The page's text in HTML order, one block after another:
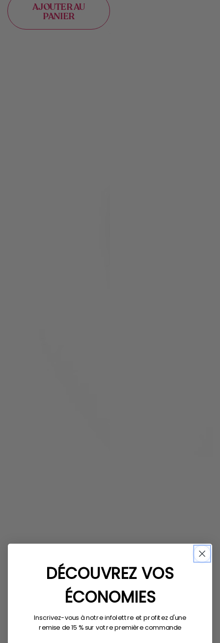
AJOUTER AU
PANIER
DÉCOUVREZ VOS
ÉCONOMIES
Inscrivez-vous à notre infolettre et profitez d'une
remise de 15 % sur votre première commande